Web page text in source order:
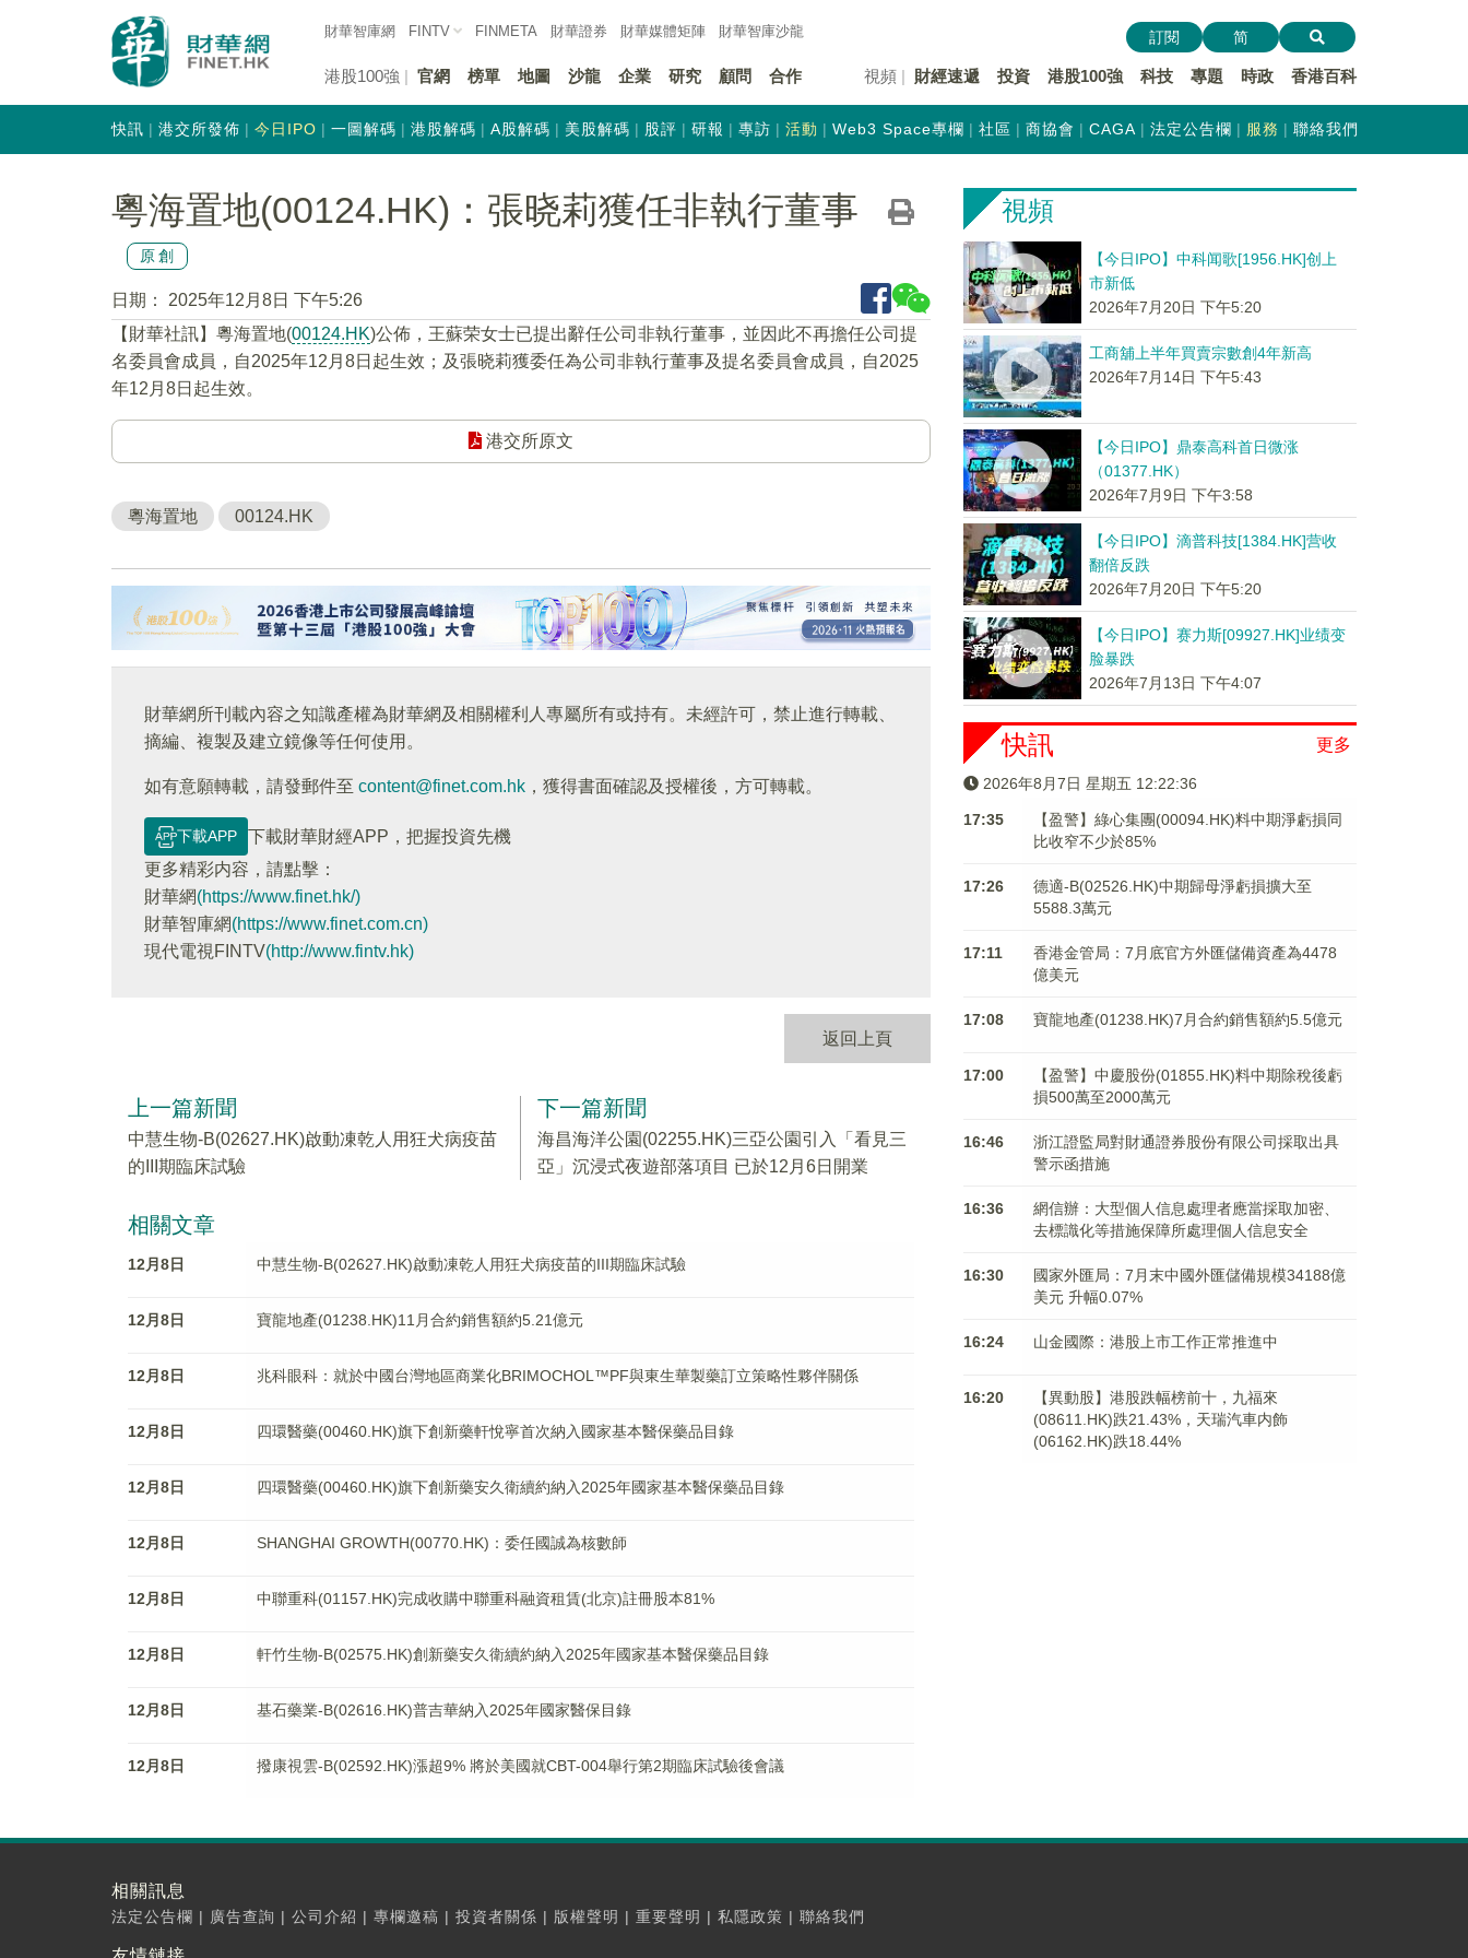
財華智庫網 FINTV FINMETA 財華證券 財華媒體矩陣 財華智庫沙龍
港股100強 官網 榜單 地圖 沙龍 企業 研究 顧問 合作 視頻 財經速遞 投資 港股100強 科技 專題 時政 香港百科
訂閱 简
快訊 港交所發佈 今日IPO 一圖解碼 港股解碼 A股解碼 美股解碼 股評 研報 專訪 活動 Web3 Space專欄 社區 商協會 CAGA 法定公告欄 服務 聯絡我們
粵海置地(00124.HK)：張晓莉獲任非執行董事
原創
日期：
2025年12月8日 下午5:26
【財華社訊】粵海置地(00124.HK)公佈，王蘇荣女士已提出辭任公司非執行董事，並因此不再擔任公司提
名委員會成員，自2025年12月8日起生效；及張晓莉獲委任為公司非執行董事及提名委員會成員，自2025
年12月8日起生效。
港交所原文
粵海置地 00124.HK
財華網所刊載內容之知識產權為財華網及相關權利人專屬所有或持有。未經許可，禁止進行轉載、
摘編、複製及建立鏡像等任何使用。
如有意願轉載，請發郵件至 content@finet.com.hk ，獲得書面確認及授權後，方可轉載。
下載APP
下載財華財經APP，把握投資先機
更多精彩内容，請點擊：
財華網(https://www.finet.hk/)
財華智庫網(https://www.finet.com.cn)
現代電視FINTV(http://www.fintv.hk)
返回上頁
上一篇新聞
中慧生物-B(02627.HK)啟動凍乾人用狂犬病疫苗
的III期臨床試驗
下一篇新聞
海昌海洋公園(02255.HK)三亞公園引入「看見三
亞」沉浸式夜遊部落項目 已於12月6日開業
相關文章
12月8日 中慧生物-B(02627.HK)啟動凍乾人用狂犬病疫苗的III期臨床試驗
12月8日 寶龍地產(01238.HK)11月合約銷售額約5.21億元
12月8日 兆科眼科：就於中國台灣地區商業化BRIMOCHOL™PF與東生華製藥訂立策略性夥伴關係
12月8日 四環醫藥(00460.HK)旗下創新藥軒悅寧首次納入國家基本醫保藥品目錄
12月8日 四環醫藥(00460.HK)旗下創新藥安久衛續約納入2025年國家基本醫保藥品目錄
12月8日 SHANGHAI GROWTH(00770.HK)：委任國誠為核數師
12月8日 中聯重科(01157.HK)完成收購中聯重科融資租賃(北京)註冊股本81%
12月8日 軒竹生物-B(02575.HK)創新藥安久衛續約納入2025年國家基本醫保藥品目錄
12月8日 基石藥業-B(02616.HK)普吉華納入2025年國家醫保目錄
12月8日 撥康視雲-B(02592.HK)漲超9% 將於美國就CBT-004舉行第2期臨床試驗後會議
視頻
【今日IPO】中科闻歌[1956.HK]创上
市新低
2026年7月20日 下午5:20
工商舖上半年買賣宗數創4年新高
2026年7月14日 下午5:43
【今日IPO】鼎泰高科首日微涨
（01377.HK）
2026年7月9日 下午3:58
【今日IPO】滴普科技[1384.HK]营收
翻倍反跌
2026年7月20日 下午5:20
【今日IPO】赛力斯[09927.HK]业绩变
脸暴跌
2026年7月13日 下午4:07
更多
快訊
2026年8月7日 星期五 12:22:37
17:35
【盈警】綠心集團(00094.HK)料中期淨虧損同
比收窄不少於85%
17:26
德適-B(02526.HK)中期歸母淨虧損擴大至
5588.3萬元
17:11
香港金管局：7月底官方外匯儲備資產為4478
億美元
17:08 寶龍地產(01238.HK)7月合約銷售額約5.5億元
17:00
【盈警】中慶股份(01855.HK)料中期除稅後虧
損500萬至2000萬元
16:46
浙江證監局對財通證券股份有限公司採取出具
警示函措施
16:36
網信辦：大型個人信息處理者應當採取加密、
去標識化等措施保障所處理個人信息安全
16:30
國家外匯局：7月末中國外匯儲備規模34188億
美元 升幅0.07%
16:24 山金國際：港股上市工作正常推進中
16:20
【異動股】港股跌幅榜前十，九福來
(08611.HK)跌21.43%，天瑞汽車内飾
(06162.HK)跌18.44%
相關訊息
法定公告欄 | 廣告查詢 | 公司介紹 | 專欄邀稿 | 投資者關係 | 版權聲明 | 重要聲明 | 私隱政策 | 聯絡我們